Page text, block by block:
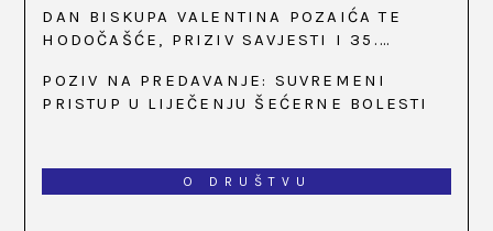
DAN BISKUPA VALENTINA POZAIĆA TE
HODOČAŠĆE, PRIZIV SAVJESTI I 35.
BISTRICI, OD 15. DO 17. SVIBNJA
POZIV NA PREDAVANJE: SUVREMENI
PRISTUP U LIJEČENJU ŠEĆERNE BOLESTI
O DRUŠTVU